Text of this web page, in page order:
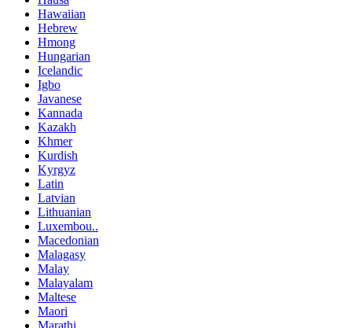
Hawaiian
Hebrew
Hmong
Hungarian
Icelandic
Igbo
Javanese
Kannada
Kazakh
Khmer
Kurdish
Kyrgyz
Latin
Latvian
Lithuanian
Luxembou..
Macedonian
Malagasy
Malay
Malayalam
Maltese
Maori